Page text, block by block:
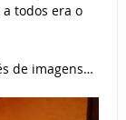
todos era o
de imagens…